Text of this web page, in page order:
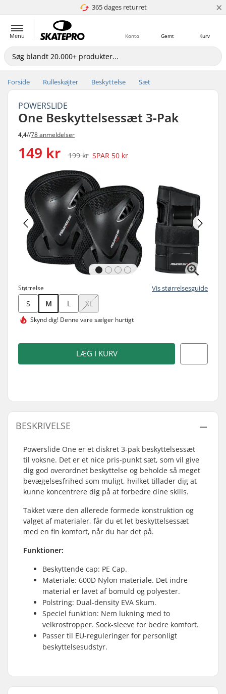
365 dages returret
4.8 ud af 5 ×
Menu Kurv
Gemt
Konto
Forside Rulleskøjter Beskyttelse Sæt
POWERSLIDE
One Beskyttelsessæt 3-Pak
4,4//78 anmeldelser
149 kr 199 kr SPAR 50 kr
Størrelse Vis størrelsesguide
S M L XL
Skynd dig! Denne vare sælger hurtigt
LÆG I KURV
BESKRIVELSE
Powerslide One er et diskret 3-pak beskyttelsessæt
til voksne. Det er et nice pris-punkt sæt, som vil give
dig god overordnet beskyttelse og beholde så meget
bevægelsesfrihed som muligt, hvilket tillader dig at
kunne koncentrere dig på at forbedre dine skills.
Takket være den allerede formede konstruktion og
valget af materialer, får du et let beskyttelsessæt
med en fin komfort, når du har det på.
Funktioner:
Beskyttende cap: PE Cap.
Materiale: 600D Nylon materiale. Det indre
material er lavet af bomuld og polyester.
Polstring: Dual-density EVA Skum.
Speciel funktion: Nem lukning med to
velkrostropper. Sock-sleeve for bedre komfort.
Passer til EU-reguleringer for personligt
beskyttelsesudstyr.